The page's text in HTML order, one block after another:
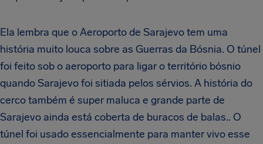
Ela lembra que o Aeroporto de Sarajevo tem uma
história muito louca sobre as Guerras da Bósnia. O túnel
foi feito sob o aeroporto para ligar o território bósnio
quando Sarajevo foi sitiada pelos sérvios. A história do
cerco também é super maluca e grande parte de
Sarajevo ainda está coberta de buracos de balas.. O
túnel foi usado essencialmente para manter vivo esse